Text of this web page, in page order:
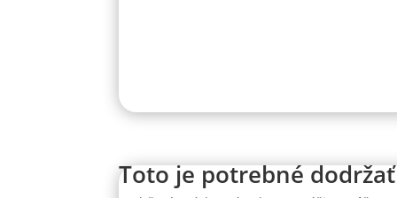
Toto je potrebné